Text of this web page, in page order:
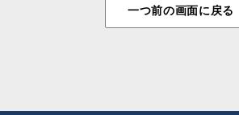
一つ前の画面に戻る